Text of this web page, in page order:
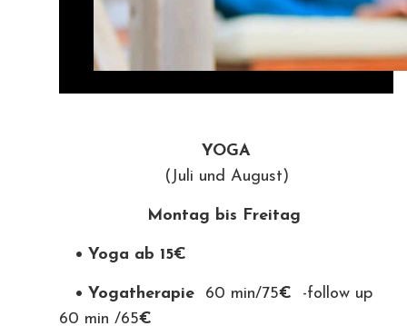
YOGA
(Juli und August)
Montag bis Freitag
• Yoga ab 15€
• Yogatherapie 60 min/75€ -follow up
60 min /65€